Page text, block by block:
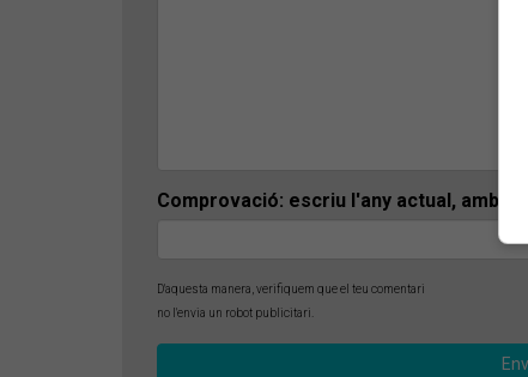
Comprovació: escriu l'any actual, amb 4
D'aquesta manera, verifiquem que el teu comentari
no l'envia un robot publicitari.